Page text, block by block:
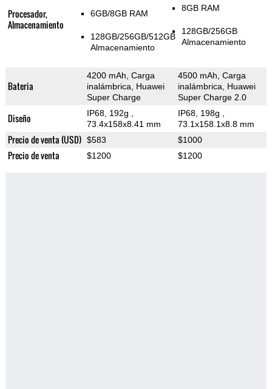
Procesador,
Almacenamiento
6GB/8GB RAM
128GB/256GB/512GB
Almacenamiento
8GB RAM
128GB/256GB
Almacenamiento
Bateria
4200 mAh, Carga
inalámbrica, Huawei
Super Charge
4500 mAh, Carga
inalámbrica, Huawei
Super Charge 2.0
Diseño IP68, 192g
73.4x158x8.41 mm
IP68, 198g
73.1x158.1x8.8 mm
Precio de venta (USD) $583 $1000
Precio de venta $1200 $1200